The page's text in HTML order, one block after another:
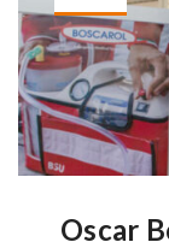
Oscar